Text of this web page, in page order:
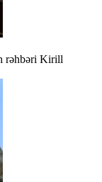
rəhbəri Kirill